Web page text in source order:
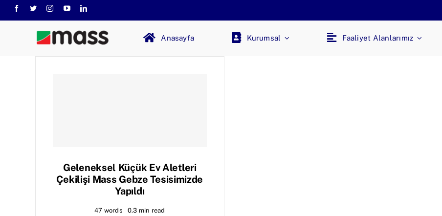
Skip
to
Anasayfa Kurumsal Faaliyet Alanlarımız
Geleneksel Küçük Ev Aletleri
Çekilişi Mass Gebze Tesisimizde
Yapıldı
47 words 0.3 min read